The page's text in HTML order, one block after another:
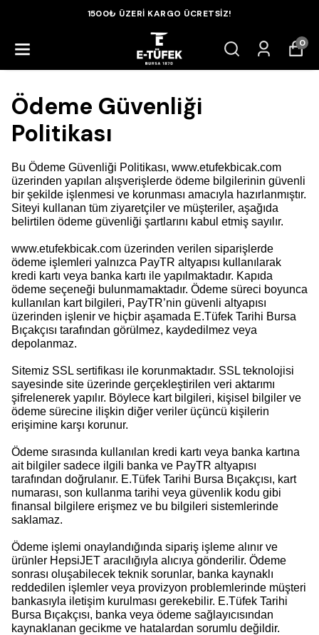
1500₺ ÜZERİ KARGO ÜCRETSİZ!
0
Ödeme Güvenliği
Politikası
Bu Ödeme Güvenliği Politikası, www.etufekbicak.com
üzerinden yapılan alışverişlerde ödeme bilgilerinin güvenli
bir şekilde işlenmesi ve korunması amacıyla hazırlanmıştır.
Siteyi kullanan tüm ziyaretçiler ve müşteriler, aşağıda
belirtilen ödeme güvenliği şartlarını kabul etmiş sayılır.
www.etufekbicak.com üzerinden verilen siparişlerde
ödeme işlemleri yalnızca PayTR altyapısı kullanılarak
kredi kartı veya banka kartı ile yapılmaktadır. Kapıda
ödeme seçeneği bulunmamaktadır. Ödeme süreci boyunca
kullanılan kart bilgileri, PayTR’nin güvenli altyapısı
üzerinden işlenir ve hiçbir aşamada E.Tüfek Tarihi Bursa
Bıçakçısı tarafından görülmez, kaydedilmez veya
depolanmaz.
Sitemiz SSL sertifikası ile korunmaktadır. SSL teknolojisi
sayesinde site üzerinde gerçekleştirilen veri aktarımı
şifrelenerek yapılır. Böylece kart bilgileri, kişisel bilgiler ve
ödeme sürecine ilişkin diğer veriler üçüncü kişilerin
erişimine karşı korunur.
Ödeme sırasında kullanılan kredi kartı veya banka kartına
ait bilgiler sadece ilgili banka ve PayTR altyapısı
tarafından doğrulanır. E.Tüfek Tarihi Bursa Bıçakçısı, kart
numarası, son kullanma tarihi veya güvenlik kodu gibi
finansal bilgilere erişmez ve bu bilgileri sistemlerinde
saklamaz.
Ödeme işlemi onaylandığında sipariş işleme alınır ve
ürünler HepsiJET aracılığıyla alıcıya gönderilir. Ödeme
sonrası oluşabilecek teknik sorunlar, banka kaynaklı
reddedilen işlemler veya provizyon problemlerinde müşteri
bankasıyla iletişim kurulması gerekebilir. E.Tüfek Tarihi
Bursa Bıçakçısı, banka veya ödeme sağlayıcısından
kaynaklanan gecikme ve hatalardan sorumlu değildir.